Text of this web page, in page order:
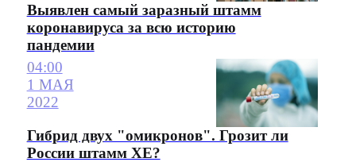
Выявлен самый заразный штамм
коронавируса за всю историю
пандемии
04:00
1 МАЯ
2022
Гибрид двух "омикронов". Грозит ли
России штамм ХE?